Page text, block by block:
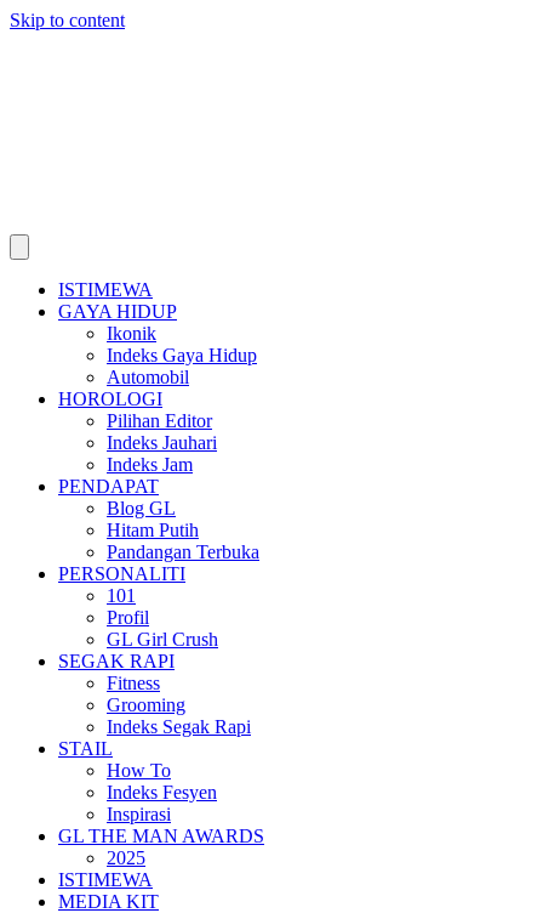
Skip to content
ISTIMEWA
GAYA HIDUP
Ikonik
Indeks Gaya Hidup
Automobil
HOROLOGI
Pilihan Editor
Indeks Jauhari
Indeks Jam
PENDAPAT
Blog GL
Hitam Putih
Pandangan Terbuka
PERSONALITI
101
Profil
GL Girl Crush
SEGAK RAPI
Fitness
Grooming
Indeks Segak Rapi
STAIL
How To
Indeks Fesyen
Inspirasi
GL THE MAN AWARDS
2025
ISTIMEWA
MEDIA KIT